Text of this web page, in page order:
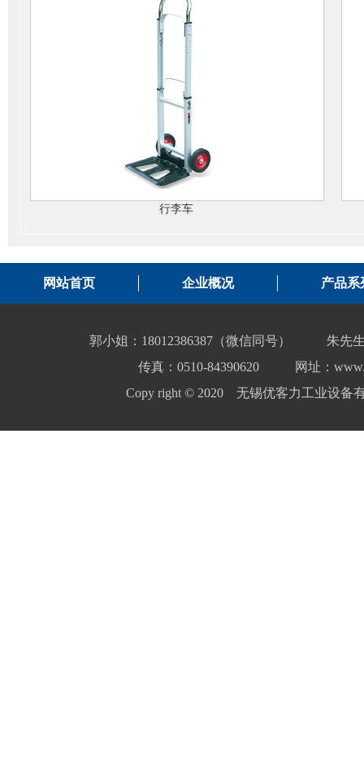
行李车
网站首页 企业概况 产品系
郭小姐：18012386387（微信同号）
朱先
传真：0510-84390620
网址：
Copy right © 2020 无锡优客力工业设备